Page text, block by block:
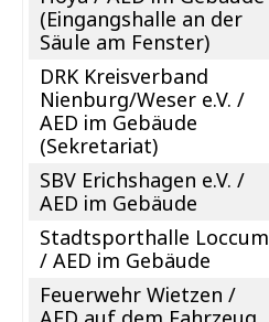
(Eingangshalle an der
Säule am Fenster)
DRK Kreisverband
Nienburg/Weser e.V. /
AED im Gebäude
(Sekretariat)
SBV Erichshagen e.V. /
AED im Gebäude
Stadtsporthalle Loccum
/ AED im Gebäude
Feuerwehr Wietzen /